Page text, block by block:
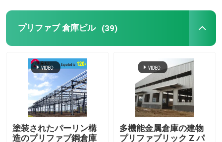
プリファブ 倉庫ビル (39)
塗装されたパーリン構
造のプリファブ鋼倉庫
多機能金属倉庫の建物
プリファブリック Z パ